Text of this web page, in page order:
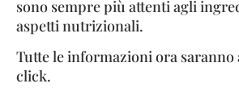
sono sempre più attenti agli
aspetti nutrizionali.
Tutte le informazioni ora
click.